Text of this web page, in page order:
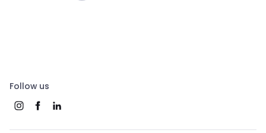
Follow us